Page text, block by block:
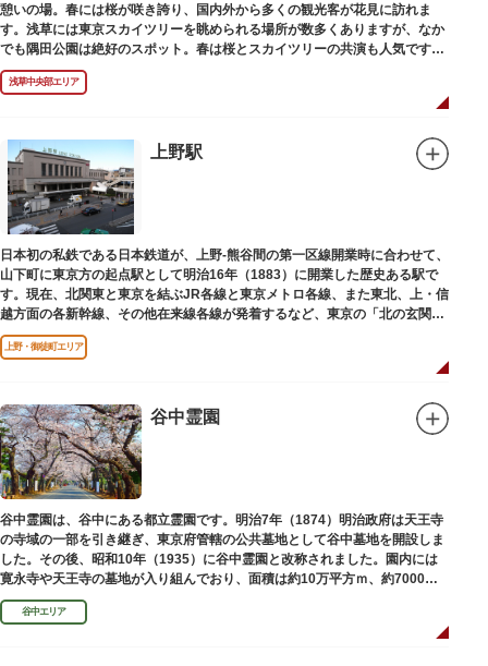
憩いの場。春には桜が咲き誇り、国内外から多くの観光客が花見に訪れま
す。浅草には東京スカイツリーを眺められる場所が数多くありますが、なか
でも隅田公園は絶好のスポット。春は桜とスカイツリーの共演も人気です。
川沿いにある「隅田公園オープンカフェ」は、店舗の一部を屋外にした開放
的なカフェ・レストラン。綺麗な景色を眺めながら、コーヒー片手にのんび
りと過ごしても良いですね。また、クジラの滑り台が目印の「遊具広場」は
身体を動かせます。
隅田川橋梁に設置された全長約160mの「すみだリバーウォーク」は、東京
スカイツリーまでの最短距離ルートのひとつ。歩道橋の途中にあるガラス床
から隅田川を見下ろしたり、すぐ横を走る電車の迫力を楽しんだり、隅田川
散策にいかがでしょうか。
浅草中央部エリア
上野駅
日本初の私鉄である日本鉄道が、上野-熊谷間の第一区線開業時に合わせて、
山下町に東京方の起点駅として明治16年（1883）に開業した歴史ある駅で
す。現在、北関東と東京を結ぶJR各線と東京メトロ各線、また東北、上・信
越方面の各新幹線、その他在来線各線が発着するなど、東京の「北の玄関
口」として機能しています。
上野・御徒町エリア
谷中霊園
谷中霊園は、谷中にある都立霊園です。明治7年（1874）明治政府は天王寺
の寺域の一部を引き継ぎ、東京府管轄の公共墓地として谷中墓地を開設しま
した。その後、昭和10年（1935）に谷中霊園と改称されました。園内には
寛永寺や天王寺の墓地が入り組んでおり、面積は約10万平方ｍ、約7000基
の墓が並んでいます。園内を通る「さくら通り」は桜の名所となっていま
す。谷中エリア